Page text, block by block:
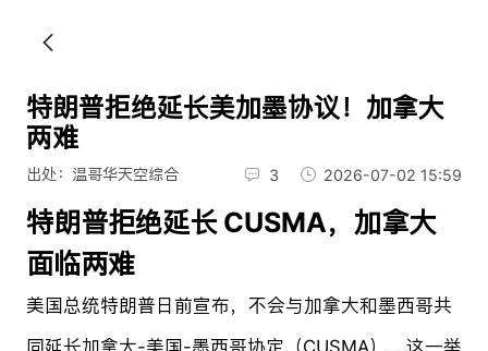
特朗普拒绝延长美加墨协议！加拿大
两难
出处：温哥华天空综合 3 2026-07-02 15:59
特朗普拒绝延长 CUSMA，加拿大
面临两难
美国总统特朗普日前宣布，不会与加拿大和墨西哥共
同延长加拿大-美国-墨西哥协定（CUSMA）。这一举